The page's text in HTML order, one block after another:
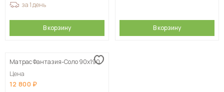
за 1 день
В корзину В корзину
Матрас Фантазия-Соло 90х190
Цена
12 800